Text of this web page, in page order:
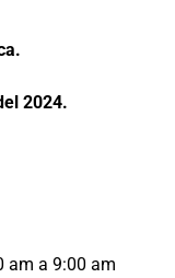
2024.
am a 9:00 am